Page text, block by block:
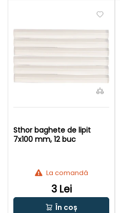
Sthor baghete de lipit
7x100 mm, 12 buc
La comandă
3 Lei
În coș